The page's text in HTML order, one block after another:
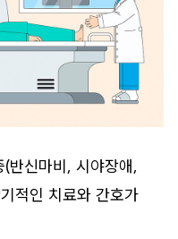
반신마비, 시야장애,
적인 치료와 간호가